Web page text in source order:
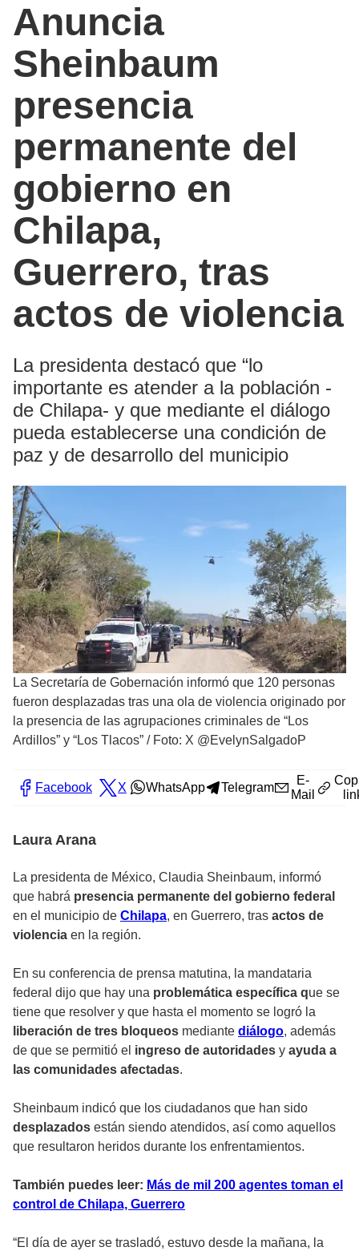
Anuncia
Sheinbaum
presencia
permanente del
gobierno en
Chilapa,
Guerrero, tras
actos de violencia
La presidenta destacó que “lo
importante es atender a la población -
de Chilapa- y que mediante el diálogo
pueda establecerse una condición de
paz y de desarrollo del municipio
La Secretaría de Gobernación informó que 120 personas
fueron desplazadas tras una ola de violencia originado por
la presencia de las agrupaciones criminales de “Los
Ardillos” y “Los Tlacos” / Foto: X @EvelynSalgadoP
Facebook X WhatsApp Telegram
E-
Mail
Laura Arana
La presidenta de México, Claudia Sheinbaum, informó
que habrá presencia permanente del gobierno federal
en el municipio de Chilapa, en Guerrero, tras actos de
violencia en la región.
En su conferencia de prensa matutina, la mandataria
federal dijo que hay una problemática específica que se
tiene que resolver y que hasta el momento se logró la
liberación de tres bloqueos mediante diálogo, además
de que se permitió el ingreso de autoridades y ayuda a
las comunidades afectadas.
Sheinbaum indicó que los ciudadanos que han sido
desplazados están siendo atendidos, así como aquellos
que resultaron heridos durante los enfrentamientos.
También puedes leer: Más de mil 200 agentes toman el
control de Chilapa, Guerrero
“El día de ayer se trasladó, estuvo desde la mañana, la